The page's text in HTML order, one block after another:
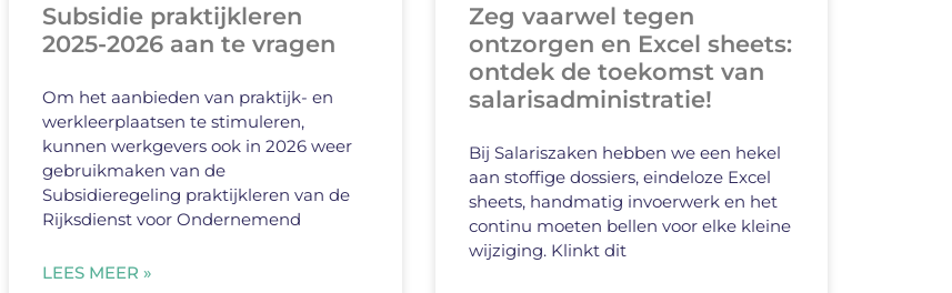
Subsidie praktijkleren
2025-2026 aan te vragen
Om het aanbieden van praktijk- en
werkleerplaatsen te stimuleren,
kunnen werkgevers ook in 2026 weer
gebruikmaken van de
Subsidieregeling praktijkleren van de
Rijksdienst voor Ondernemend
LEES MEER »
Zeg vaarwel tegen
ontzorgen en Excel sheets:
ontdek de toekomst van
salarisadministratie!
Bij Salariszaken hebben we een hekel
aan stoffige dossiers, eindeloze Excel
sheets, handmatig invoerwerk en het
continu moeten bellen voor elke kleine
wijziging. Klinkt dit